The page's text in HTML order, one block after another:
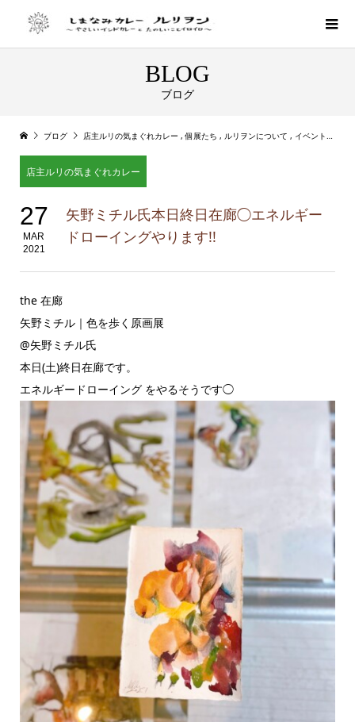
BLOG
ブログ
ブログ 店主ルリの気まぐれカレー ,個展たち , ルリヲンについて , イベント情報
店主ルリの気まぐれカレー
27
MAR
2021
矢野ミチル氏本日終日在廊◯エネルギー
ドローイングやります!!
the 在廊
矢野ミチル｜色を歩く原画展
@矢野ミチル氏
本日(土)終日在廊です。
エネルギードローイング をやるそうです◯